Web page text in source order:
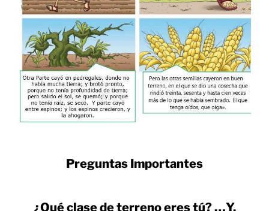
Preguntas Importantes
¿Qué clase de terreno eres tú? …Y,